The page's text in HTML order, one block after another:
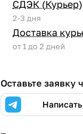
СДЭК (Курьер)
2-3 дня
Доставка
от 1 до 2 дней
Оставьте заявку
Написать